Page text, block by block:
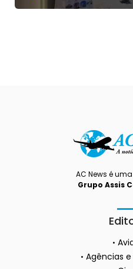
AC News é
Grupo Assis
Agências